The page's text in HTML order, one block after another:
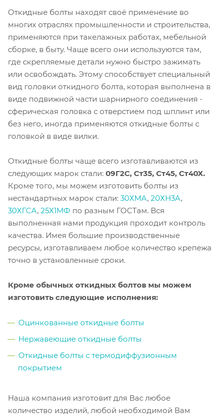
Откидные болты находят своё применение во
многих отраслях промышленности и строительства,
применяются при такелажных работах, мебельной
сборке, в быту. Чаще всего они используются там,
где скрепляемые детали нужно быстро зажимать
или освобождать. Этому способствует специальный
вид головки откидного болта, которая выполнена в
виде подвижной части шарнирного соединения -
сферическая головка с отверстием под шплинт или
без него, иногда применяются откидные болты с
головкой в виде вилки.
Откидные болты чаще всего изготавливаются из
следующих марок стали: 09Г2С, Ст35, Ст45, Ст40Х.
Кроме того, мы можем изготовить болты из
нестандартных марок стали: 30ХМА, 20ХН3А,
30ХГСА, 25Х1МФ по разным ГОСТам. Вся
выполненная нами продукция проходит контроль
качества. Имея большие производственные
ресурсы, изготавливаем любое количество крепежа
точно в установленные сроки.
Кроме обычных откидных болтов мы можем
изготовить следующие исполнения:
Оцинкованные откидные болты
Нержавеющие откидные болты
Откидные болты с термодиффузионным
покрытием
Наша компания изготовит для Вас любое
количество изделий, любой необходимой Вам